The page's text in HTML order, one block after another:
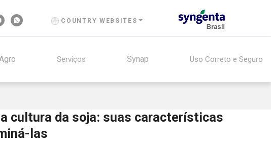
COUNTRY WEBSITES
Serviços Synap Uso Correto e Seguro
cultura da soja: suas características
las